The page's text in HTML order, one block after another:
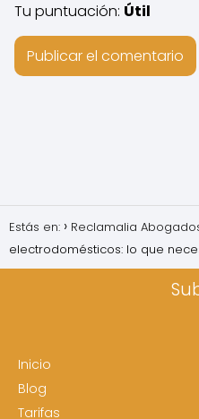
Tu puntuación: Útil
Estás en: Reclamalia
electrodomésticos: lo que
Inicio
Blog
Tarifas